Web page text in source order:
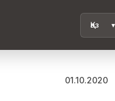
01.10.2020